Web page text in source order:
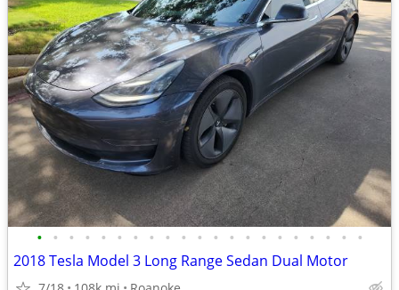
• • • • • • • • • • • • • • • • • • • • •
2018 Tesla Model 3 Long Range Sedan Dual Motor